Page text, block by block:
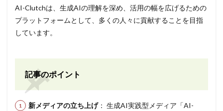
AI-Clutchは、生成AIの理解を深め、活用の幅を広げるための
プラットフォームとして、多くの人々に貢献することを目指
しています。
記事のポイント
新メディアの立ち上げ： 生成AI実践型メディア「AI-